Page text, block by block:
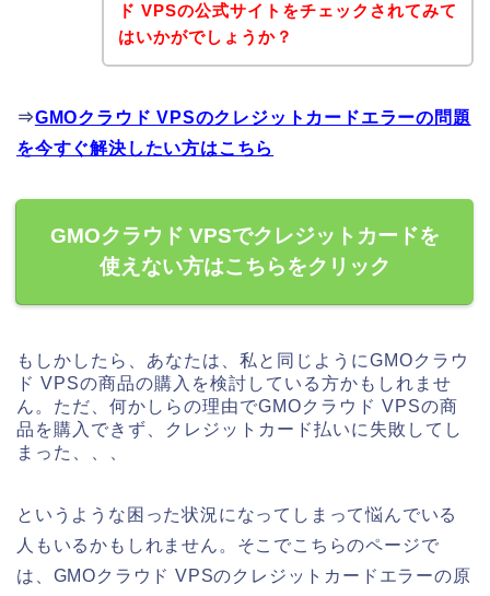
ド VPSの公式サイトをチェックされてみて
はいかがでしょうか？
⇒GMOクラウド VPSのクレジットカードエラーの問題
を今すぐ解決したい方はこちら
GMOクラウド VPSでクレジットカードを
使えない方はこちらをクリック
もしかしたら、あなたは、私と同じようにGMOクラウ
ド VPSの商品の購入を検討している方かもしれませ
ん。ただ、何かしらの理由でGMOクラウド VPSの商
品を購入できず、クレジットカード払いに失敗してし
まった、、、
というような困った状況になってしまって悩んでいる
人もいるかもしれません。そこでこちらのページで
は、GMOクラウド VPSのクレジットカードエラーの原